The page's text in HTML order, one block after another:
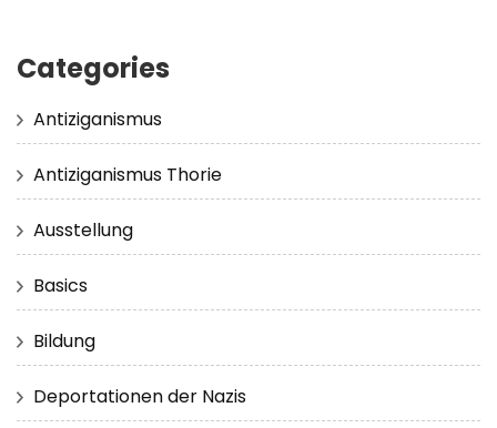
Categories
Antiziganismus
Antiziganismus Thorie
Ausstellung
Basics
Bildung
Deportationen der Nazis